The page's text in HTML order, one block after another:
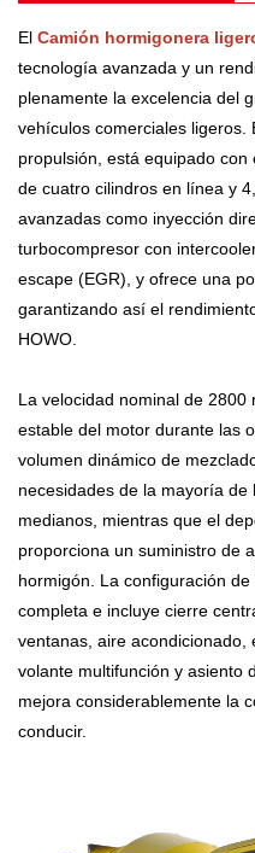
El Camión hormigonera
tecnología avanzada y un
plenamente la excelencia del
vehículos comerciales ligeros.
propulsión, está equipado
de cuatro cilindros en línea y
avanzadas como inyección
turbocompresor con
escape (EGR), y ofrece una
garantizando así el
HOWO.
La velocidad nominal de
estable del motor durante las
volumen dinámico de
necesidades de la mayoría
medianos, mientras que el
proporciona un suministro de
hormigón. La configuración
completa e incluye cierre
ventanas, aire acondicionado,
volante multifunción y asiento
mejora considerablemente la
conducir.